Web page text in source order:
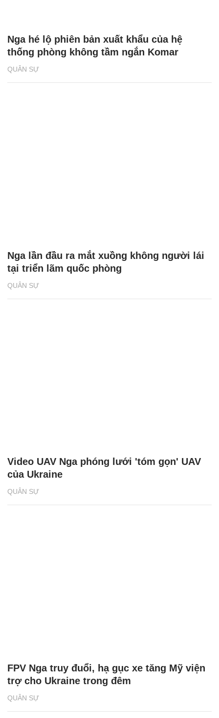
QUÂN SỰ
Nga hé lộ phiên bản xuất khẩu của hệ
thống phòng không tầm ngắn Komar
QUÂN SỰ
Nga lần đầu ra mắt xuồng không người lái
tại triển lãm quốc phòng
QUÂN SỰ
Video UAV Nga phóng lưới 'tóm gọn' UAV
của Ukraine
QUÂN SỰ
FPV Nga truy đuổi, hạ gục xe tăng Mỹ viện
trợ cho Ukraine trong đêm